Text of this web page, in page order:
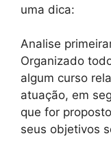
uma dica:
Analise
Organizado
algum curso
atuação, em
que for
seus objetivos